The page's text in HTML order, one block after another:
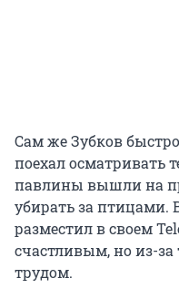
Сам же Зубков
поехал осматривать
павлины вышли на
убирать за птицами.
разместил в своем
счастливым, но из-
трудом.